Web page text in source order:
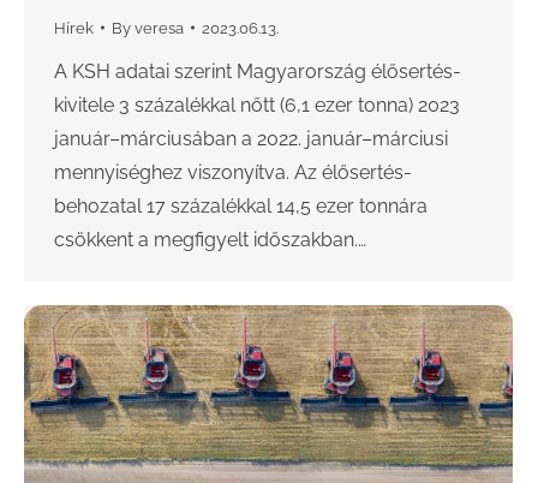
Hírek By veresa 2023.06.13.
A KSH adatai szerint Magyarország élősertés-
kivitele 3 százalékkal nőtt (6,1 ezer tonna) 2023
január–márciusában a 2022. január–márciusi
mennyiséghez viszonyítva. Az élősertés-
behozatal 17 százalékkal 14,5 ezer tonnára
csökkent a megfigyelt időszakban.…